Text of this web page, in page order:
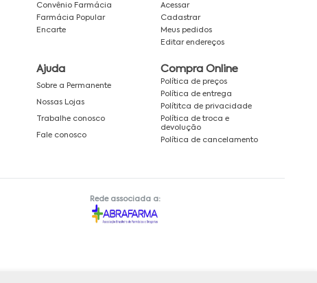
Convênio Farmácia
Farmácia Popular
Encarte
Acessar
Cadastrar
Meus pedidos
Editar endereços
Ajuda
Sobre a Permanente
Nossas Lojas
Trabalhe conosco
Fale conosco
Compra Online
Política de preços
Política de entrega
Polítitca de privacidade
Política de troca e
devolução
Política de cancelamento
Rede associada a: